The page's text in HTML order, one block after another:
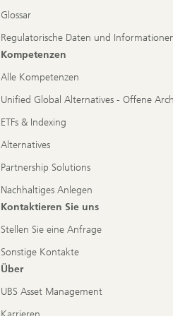
Glossar
Regulatorische Daten und
Kompetenzen
Alle Kompetenzen
Unified Global Alternatives - Offene
ETFs & Indexing
Alternatives
Partnership Solutions
Nachhaltiges Anlegen
Kontaktieren Sie uns
Stellen Sie eine Anfrage
Sonstige Kontakte
Über
UBS Asset Management